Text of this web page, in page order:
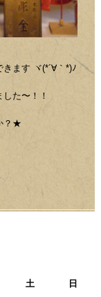
ます ヾ(*´∀｀*)ﾉ
た〜！！
？★
土
日